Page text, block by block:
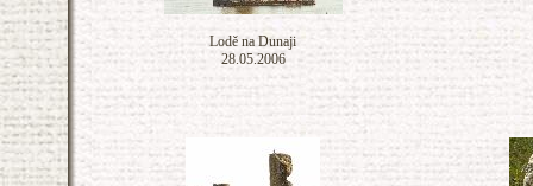
Lodě na Dunaji
28.05.2006